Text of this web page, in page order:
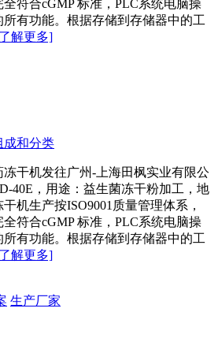
符合cGMP 标准，PLC系统电脑操
有功能。根据存储到存储器中的工
解更多]
成和分类
冻干机​发往广州-上海田枫实业有限公
40E，用途：益生菌冻干粉加工，地
机生产按ISO9001质量管理体系，
符合cGMP 标准，PLC系统电脑操
有功能。根据存储到存储器中的工
解更多]
生产厂家